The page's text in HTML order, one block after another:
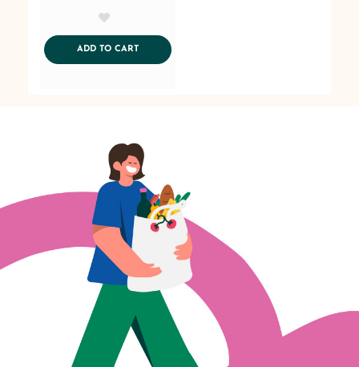
ADD TO CARTADDTOCART